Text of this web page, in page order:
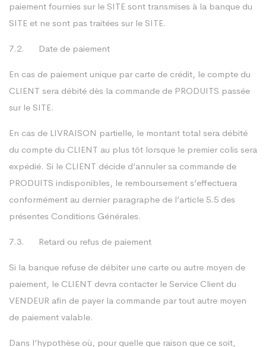
paiement fournies sur le SITE sont transmises à la banque du
SITE et ne sont pas traitées sur le SITE.
7.2. Date de paiement
En cas de paiement unique par carte de crédit, le compte du
CLIENT sera débité dès la commande de PRODUITS passée
sur le SITE.
En cas de LIVRAISON partielle, le montant total sera débité
du compte du CLIENT au plus tôt lorsque le premier colis sera
expédié. Si le CLIENT décide d’annuler sa commande de
PRODUITS indisponibles, le remboursement s’effectuera
conformément au dernier paragraphe de l’article 5.5 des
présentes Conditions Générales.
7.3. Retard ou refus de paiement
Si la banque refuse de débiter une carte ou autre moyen de
paiement, le CLIENT devra contacter le Service Client du
VENDEUR afin de payer la commande par tout autre moyen
de paiement valable.
Dans l’hypothèse où, pour quelle que raison que ce soit,